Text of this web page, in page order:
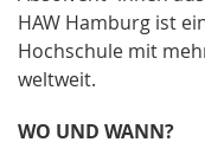
HAW Hamburg ist
Hochschule mit
weltweit.
WO UND WANN?